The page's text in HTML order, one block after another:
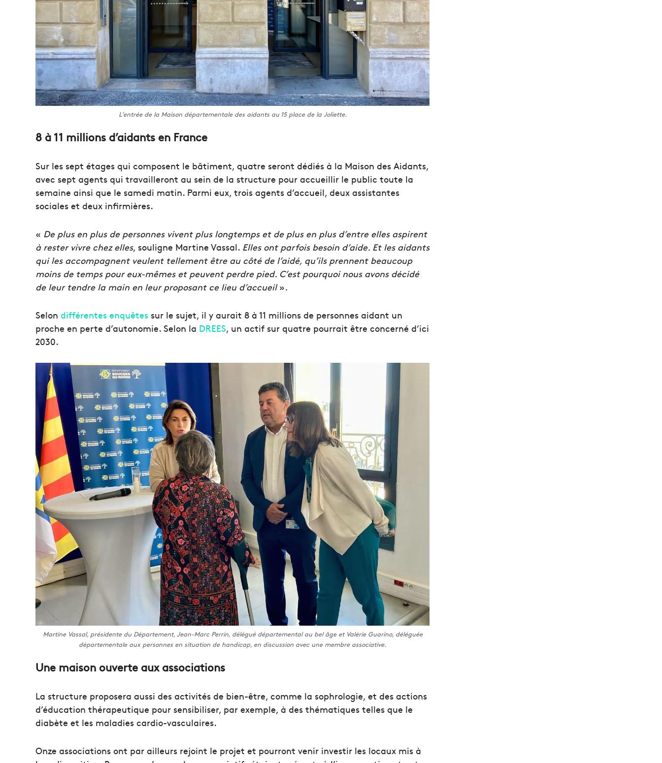
L’entrée de la Maison départementale des aidants au 15 place de la Joliette.
8 à 11 millions d’aidants en France
Sur les sept étages qui composent le bâtiment, quatre seront dédiés à la Maison des Aidants,
avec sept agents qui travailleront au sein de la structure pour accueillir le public toute la
semaine ainsi que le samedi matin. Parmi eux, trois agents d’accueil, deux assistantes
sociales et deux infirmières.
« De plus en plus de personnes vivent plus longtemps et de plus en plus d’entre elles aspirent
à rester vivre chez elles, souligne Martine Vassal. Elles ont parfois besoin d’aide. Et les aidants
qui les accompagnent veulent tellement être au côté de l’aidé, qu’ils prennent beaucoup
moins de temps pour eux-mêmes et peuvent perdre pied. C’est pourquoi nous avons décidé
de leur tendre la main en leur proposant ce lieu d’accueil».
Selon différentes enquêtes sur le sujet, il y aurait 8 à 11 millions de personnes aidant un
proche en perte d’autonomie. Selon la DREES, un actif sur quatre pourrait être concerné d’ici
2030.
Martine Vassal, présidente du Département, Jean-Marc Perrin, délégué départemental au bel âge et Valérie Guarino, déléguée
départementale aux personnes en situation de handicap, en discussion avec une membre associative.
Une maison ouverte aux associations
La structure proposera aussi des activités de bien-être, comme la sophrologie, et des actions
d’éducation thérapeutique pour sensibiliser, par exemple, à des thématiques telles que le
diabète et les maladies cardio-vasculaires.
Onze associations ont par ailleurs rejoint le projet et pourront venir investir les locaux mis à